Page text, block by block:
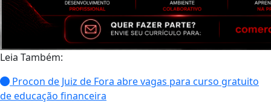
Leia Também:
Procon de Juiz de Fora abre vagas para curso gratuito
de educação financeira